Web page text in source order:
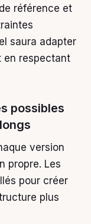
référence et
saura adapter
en respectant
possibles
version
propre. Les
pour créer
plus